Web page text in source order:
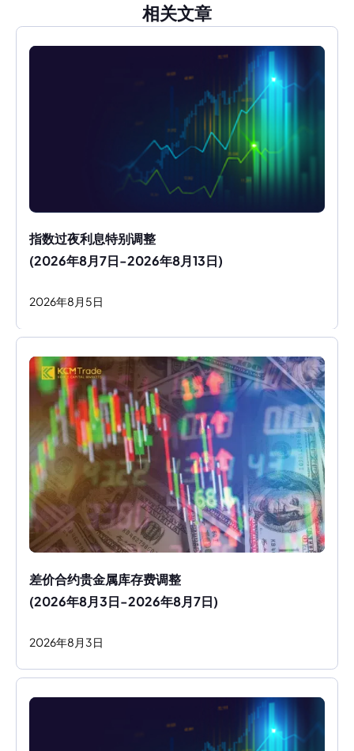
相关文章
指数过夜利息特别调整
(2026年8月7日-2026年8月13日)
2026年8 月 5日
差价合约贵金属库存费调整
(2026年8月3日-2026年8月7日)
2026年8 月 3日